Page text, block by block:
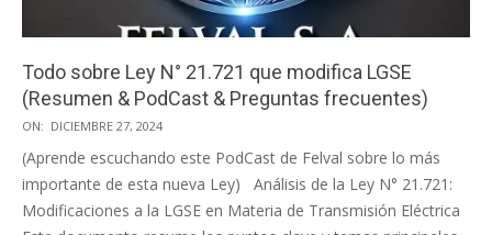
Todo sobre Ley N° 21.721 que modifica LGSE
(Resumen & PodCast & Preguntas frecuentes)
2024-
12-
27
ON: DICIEMBRE 27, 2024
(Aprende escuchando este PodCast de Felval sobre lo más
importante de esta nueva Ley) Análisis de la Ley N° 21.721:
Modificaciones a la LGSE en Materia de Transmisión Eléctrica